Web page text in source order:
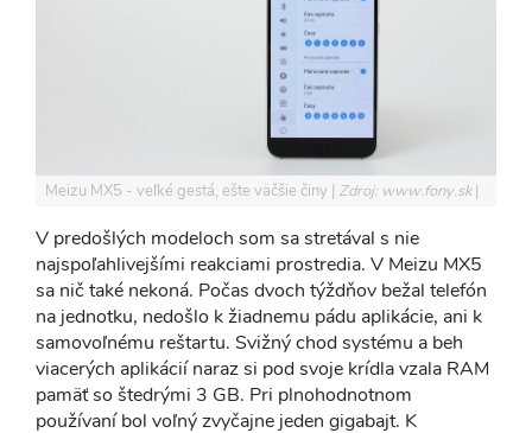
Meizu MX5 - veľké gestá, ešte väčšie činy Zdroj: www.fony.sk
V predošlých modeloch som sa stretával s nie
najspoľahlivejšími reakciami prostredia. V Meizu MX5
sa nič také nekoná. Počas dvoch týždňov bežal telefón
na jednotku, nedošlo k žiadnemu pádu aplikácie, ani k
samovoľnému reštartu. Svižný chod systému a beh
viacerých aplikácií naraz si pod svoje krídla vzala RAM
pamäť so štedrými 3 GB. Pri plnohodnotnom
používaní bol voľný zvyčajne jeden gigabajt. K